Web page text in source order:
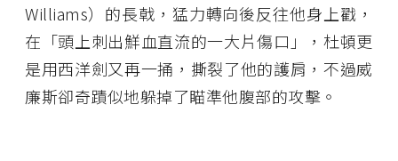
Williams）的長戟，猛力轉向後反往他身上戳，
在「頭上刺出鮮血直流的一大片傷口」，杜頓更
是用西洋劍又再一捅，撕裂了他的護肩，不過威
廉斯卻奇蹟似地躲掉了瞄準他腹部的攻擊。